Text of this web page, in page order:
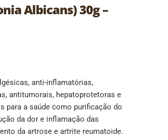
Albicans) 30g –
anti-inflamatórias,
antitumorais, hepatoprotetoras e
para a saúde como purificação do
da dor e inflamação das
da artrose e artrite reumatoide.